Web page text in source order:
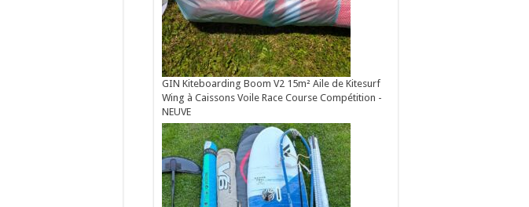
GIN Kiteboarding Boom V2 15m² Aile de Kitesurf
Wing à Caissons Voile Race Course Compétition -
NEUVE